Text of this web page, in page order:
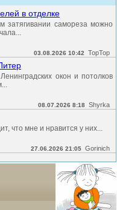
в отделке
затягивании самореза можно
03.08.2026 10:42 TopTop
окон и потолков
08.07.2026 8:18 Shyrka
что мне и нравится у них...
27.06.2026 21:05 Gorinich